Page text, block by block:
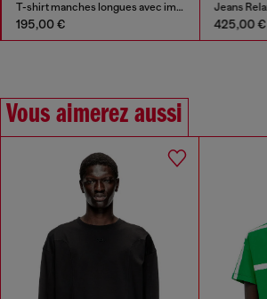
T-shirt manches longues avec imprimés et patchs
195,00 € 425,00 €
Vous aimerez aussi